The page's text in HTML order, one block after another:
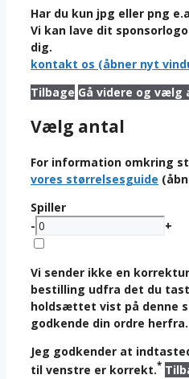
Har du kun jpg eller png
Vi kan lave dit
dig.
kontakt os (åbner nyt
Tilbage Gå videre og vælg
Vælg antal
For information omkring
vores størrelsesguide
Spiller
-
+
Vi sender ikke en
bestilling udfra det du
holdsættet vist på denne
godkende din ordre herfra.
Jeg godkender at
til venstre er korrekt.*